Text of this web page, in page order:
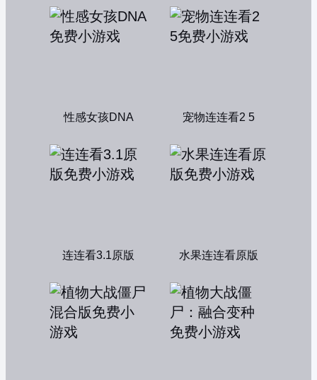
性感女孩DNA 宠物连连看2 5
连连看3.1原版 水果连连看原版